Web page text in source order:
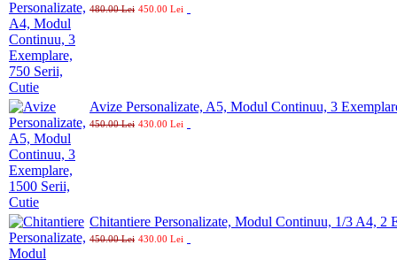
480.00 Lei 450.00 Lei
Avize Personalizate, A5, Modul Continuu, 3
450.00 Lei 430.00 Lei
Chitantiere Personalizate, Modul Continuu, 1/3 A4, 2
450.00 Lei 430.00 Lei